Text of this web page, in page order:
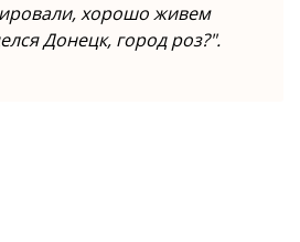
хорошо живем
Донецк, город роз?".